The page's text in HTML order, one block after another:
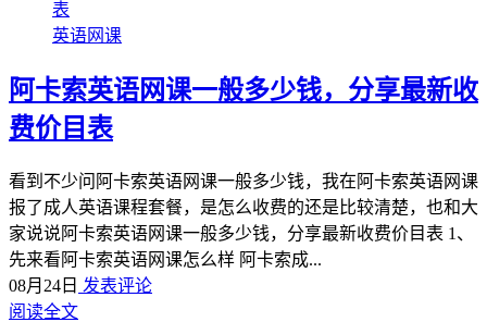
英语网课
阿卡索英语网课一般多少钱，分享最新收
费价目表
看到不少问阿卡索英语网课一般多少钱，我在阿卡索英语网课
报了成人英语课程套餐，是怎么收费的还是比较清楚，也和大
家说说阿卡索英语网课一般多少钱，分享最新收费价目表 1、
先来看阿卡索英语网课怎么样 阿卡索成...
08月24日 发表评论
阅读全文